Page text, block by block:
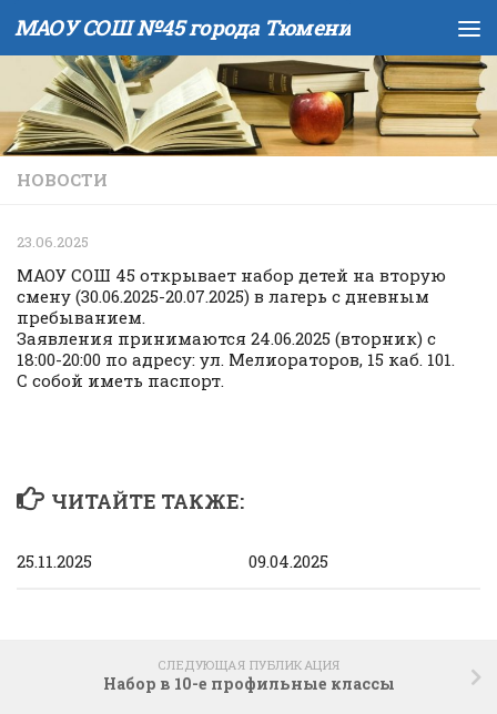
Skip to content
МАОУ СОШ №45 города Тюмени
НОВОСТИ
23.06.2025
МАОУ СОШ 45 открывает набор детей на вторую
смену (30.06.2025-20.07.2025) в лагерь с дневным
пребыванием.
Заявления принимаются 24.06.2025 (вторник) с
18:00-20:00 по адресу: ул. Мелиораторов, 15 каб. 101.
С собой иметь паспорт.
ЧИТАЙТЕ ТАКЖЕ:
25.11.2025 09.04.2025
СЛЕДУЮЩАЯ ПУБЛИКАЦИЯ
Набор в 10-е профильные классы